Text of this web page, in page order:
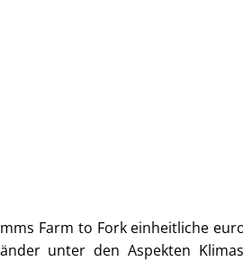
Farm to Fork einheitliche
unter den Aspekten